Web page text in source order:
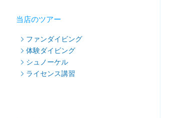
当店のツアー
ファンダイビング
体験ダイビング
シュノーケル
ライセンス講習